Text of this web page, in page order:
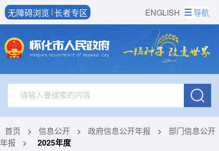
ENGLISH
无障碍浏览 长者专区 导航
首页 > 信息公开 > 政府信息公开年报 >
部门信息公开
年报
> 2025年度